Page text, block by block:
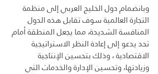
وبانضمام دول الخليج العربي إلى منظمة
التجارة العالمية سوف تقابل هذه الدول
المنافسة الشديدة، مما يجعل المنطقة أمام
تحد يدعو إلى إعادة النظر الاستراتيجية
الاقتصادية ، وذلك بتحسين الإنتاجية
وزيادتها، وتحسين الإدارة والخدمات التي